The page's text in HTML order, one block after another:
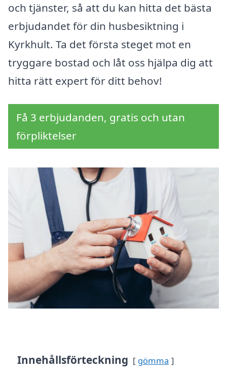
och tjänster, så att du kan hitta det bästa
erbjudandet för din husbesiktning i
Kyrkhult. Ta det första steget mot en
tryggare bostad och låt oss hjälpa dig att
hitta rätt expert för ditt behov!
Få 3 erbjudanden, gratis och utan
förpliktelser
Innehållsförteckning gömma